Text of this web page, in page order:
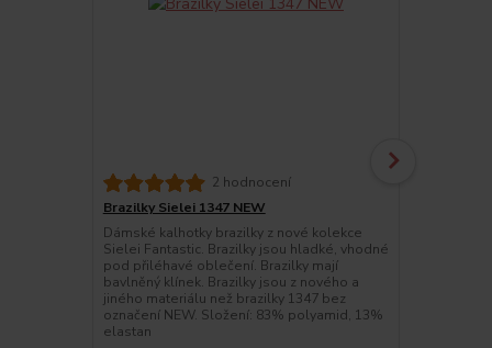
2 hodnocení
Brazilky Sielei 1347 NEW
Dámské kalhotky brazilky z nové kolekce
Sielei Fantastic. Brazilky jsou hladké, vhodné
pod přiléhavé oblečení. Brazilky mají
bavlněný klínek. Brazilky jsou z nového a
jiného materiálu než brazilky 1347 bez
označení NEW. Složení: 83% polyamid, 13%
elastan